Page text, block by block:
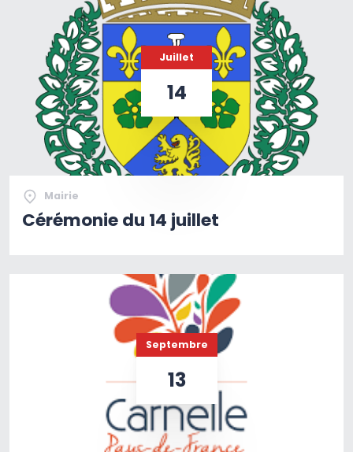
Juillet
14
Mairie
Cérémonie du 14 juillet
Septembre
13